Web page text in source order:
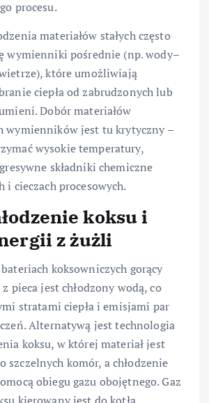
procesu.
materiałów stałych często
wymienniki pośrednie (np. wody–
które umożliwiają
ciepła od zabrudzonych lub
Dobór materiałów
wymienników jest tu krytyczny –
wysokie temperatury,
składniki chemiczne
i cieczach procesowych.
koksu i
z żużli
koksowniczych gorący
pieca jest chłodzony wodą, co
stratami ciepła i emisjami par
Alternatywą jest technologia
koksu, w której materiał jest
szczelnych komór, a chłodzenie
obiegu gazu obojętnego. Gaz